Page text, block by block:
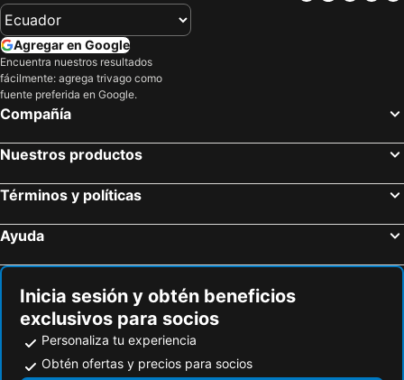
Agregar en Google
Encuentra nuestros resultados
fácilmente: agrega trivago como
fuente preferida en Google.
Compañía
Nuestros productos
Términos y políticas
Ayuda
Inicia sesión y obtén beneficios
exclusivos para socios
Personaliza tu experiencia
Obtén ofertas y precios para socios